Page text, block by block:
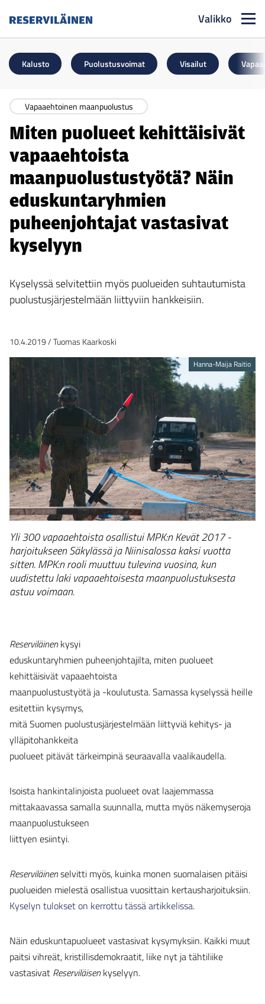
Valikko
Kalusto Puolustusvoimat Visailut
Vapaaehtoinen maanpuolustus
Miten puolueet kehittäisivät
vapaaehtoista
maanpuolustustyötä? Näin
eduskuntaryhmien
puheenjohtajat vastasivat
kyselyyn
Kyselyssä selvitettiin myös puolueiden suhtautumista
puolustusjärjestelmään liittyviin hankkeisiin.
10.4.2019/Tuomas Kaarkoski
Hanna-Maija Raitio
Yli 300 vapaaehtoista osallistui MPK:n Kevät 2017 -
harjoitukseen Säkylässä ja Niinisalossa kaksi vuotta
sitten. MPK:n rooli muuttuu tulevina vuosina, kun
uudistettu laki vapaaehtoisesta maanpuolustuksesta
astuu voimaan.
Reserviläinen kysyi
eduskuntaryhmien puheenjohtajilta, miten puolueet
kehittäisivät vapaaehtoista
maanpuolustustyötä ja -koulutusta. Samassa kyselyssä heille
esitettiin kysymys,
mitä Suomen puolustusjärjestelmään liittyviä kehitys- ja
ylläpitohankkeita
puolueet pitävät tärkeimpinä seuraavalla vaalikaudella.
Isoista hankintalinjoista puolueet ovat laajemmassa
mittakaavassa samalla suunnalla, mutta myös näkemyseroja
maanpuolustukseen
liittyen esiintyi.
Reserviläinenselvitti myös, kuinka monen suomalaisen pitäisi
puolueiden mielestä osallistua vuosittain kertausharjoituksiin.
Kyselyn tulokset on kerrottu tässä artikkelissa.
Näin eduskuntapuolueet vastasivat kysymyksiin. Kaikki muut
paitsi vihreät, kristillisdemokraatit, liike nyt ja tähtiliike
vastasivat Reserviläisen kyselyyn.